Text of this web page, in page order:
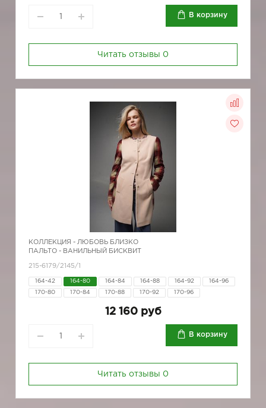
В корзину
Читать отзывы 0
КОЛЛЕКЦИЯ - ЛЮБОВЬ БЛИЗКО
ПАЛЬТО - ВАНИЛЬНЫЙ БИСКВИТ
215-6179/2145/1
164-42 164-80 164-84 164-88 164-92 164-96
170-80 170-84 170-88 170-92 170-96
12 160 руб
В корзину
Читать отзывы 0